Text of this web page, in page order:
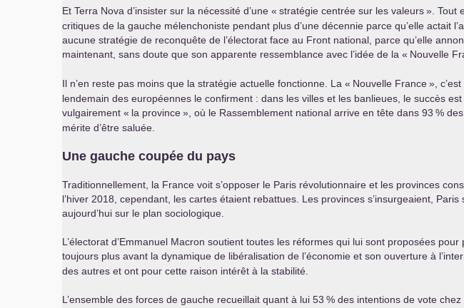
Et Terra Nova d’insister sur la nécessité d’une « stratégie centrée sur les valeurs». Tout
critiques de la gauche mélenchoniste pendant plus d’une décennie parce qu’elle actait
aucune stratégie de reconquête de l’électorat face au Front national, parce qu’elle
maintenant, sans doute que son apparente ressemblance avec l’idée de la « Nouvelle
Il n’en reste pas moins que la stratégie actuelle fonctionne. La « Nouvelle France», c’est
lendemain des européennes le confirment : dans les villes et les banlieues, le succès
vulgairement « la province», où le Rassemblement national arrive en tête dans 93 %
mérite d’être saluée.
Une gauche coupée du pays
Traditionnellement, la France voit s’opposer le Paris révolutionnaire et les provinces
l’hiver 2018, cependant, les cartes étaient rebattues. Les provinces s’insurgeaient,
aujourd’hui sur le plan sociologique.
L’électorat d’Emmanuel Macron soutient toutes les réformes qui lui sont proposées
toujours plus avant la dynamique de libéralisation de l’économie et son ouverture à
des autres et ont pour cette raison intérêt à la stabilité.
L’ensemble des forces de gauche recueillait quant à lui 53 % des intentions de vote chez